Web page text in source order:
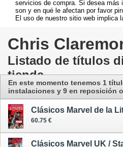
servicios de compra. Si desea más
son y en qué le afectan por favor
El uso de nuestro sitio web implica
Chris
Listado de títulos
tienda
En este momento tenemos 1
instalaciones y 9 en reposición
Clásicos Marvel de la
60.75 €
Clásicos Marvel UK /